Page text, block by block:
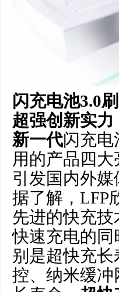
闪充电池3.0
超强创新实力
新一代闪充电
用的产品四
引发国内外
据了解，LFP
先进的快充
快速充电的
别是超快充
控、纳米缓